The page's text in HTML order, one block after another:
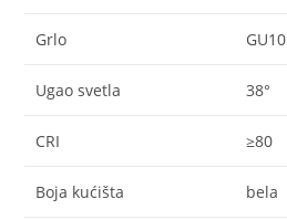
Grlo GU10
Ugao svetla 38°
CRI ≥80
Boja kućišta bela